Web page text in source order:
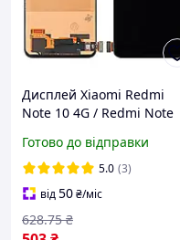
Дисплей Xiaomi Redmi
Note 10 4G / Redmi Note
Екран з сенсором
(модуль) Incell
Готово до відправки
5.0 (3)
від50₴/міс
628.75 ₴